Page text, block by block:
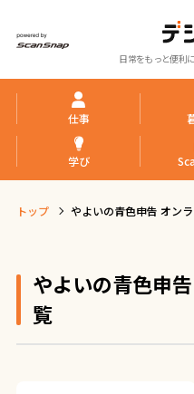
日常をもっと便利
仕事
学び
トップ やよいの青色申告 オン
やよいの青色申
覧